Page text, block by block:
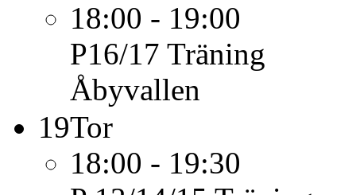
18:00 - 19:00
P16/17 Träning
Åbyvallen
19Tor
18:00 - 19:30